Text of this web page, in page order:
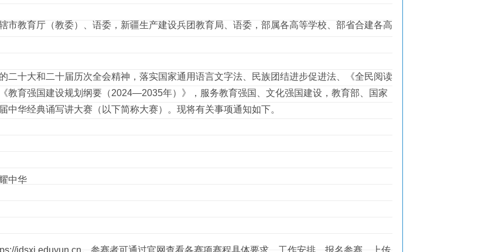
市教育厅（教委）、语委，新疆生产建设兵团教育局、语委，部属各高等学校、部省合建各高
十大和二十届历次全会精神，落实国家通用语言文字法、民族团结进步促进法、《全民阅读
教育强国建设规划纲要（2024—2035年）》，服务教育强国、文化强国建设，教育部、国家
中华经典诵写讲大赛（以下简称大赛）。现将有关事项通知如下。
中华
jdsxj.eduyun.cn。参赛者可通过官网查看各赛项赛程具体要求、工作安排、报名参赛、上传